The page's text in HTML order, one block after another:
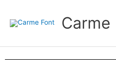
contenido
Carme